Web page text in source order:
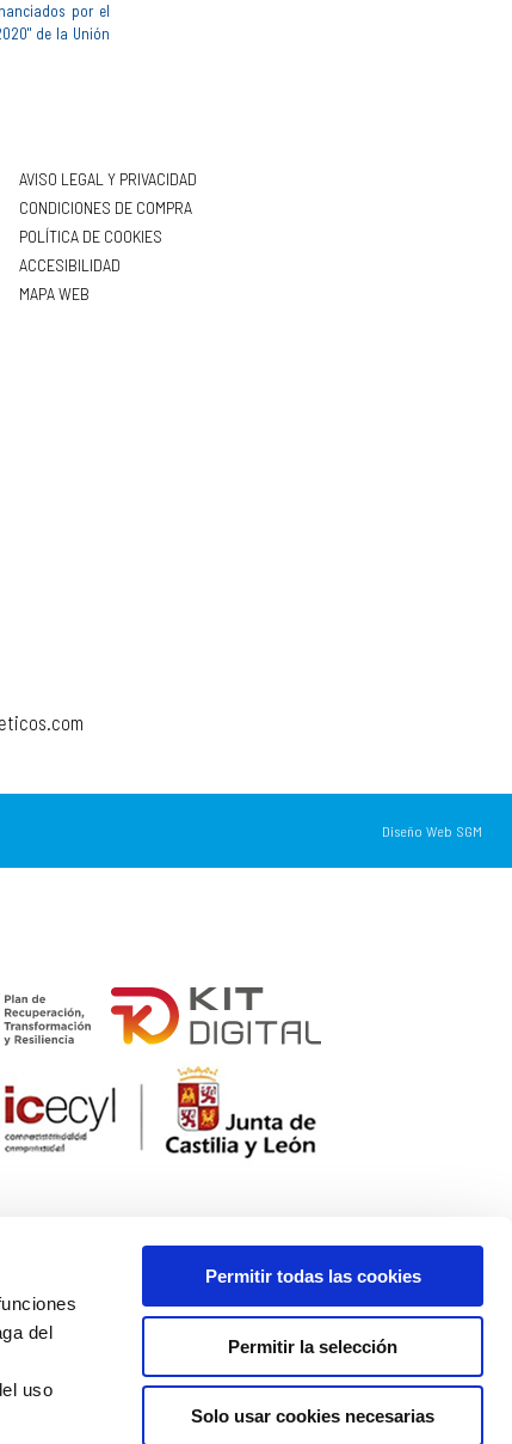
del
uso
Permitir todas las cookies
Permitir la selección
Solo usar cookies necesarias
por el
de la Unión
AVISO LEGAL Y PRIVACIDAD
CONDICIONES DE COMPRA
POLÍTICA DE COOKIES
ACCESIBILIDAD
MAPA WEB
Diseño Web SGM